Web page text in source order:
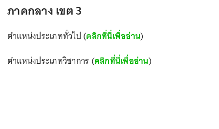
ภาคกลาง เขต 3
ตำแหน่งประเภททั่วไป (คลิกที่นี่เพื่ออ่าน)
ตำแหน่งประเภทวิชาการ (คลิกที่นี่เพื่ออ่าน)